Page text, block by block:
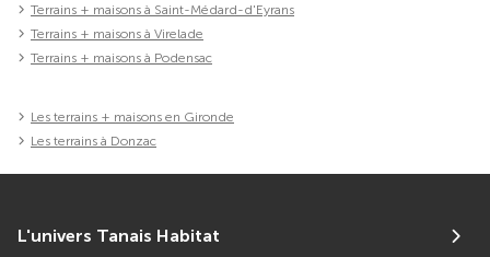
Terrains + maisons à Saint-Médard-d'Eyrans
Terrains + maisons à Virelade
Terrains + maisons à Podensac
Les terrains + maisons en Gironde
Les terrains à Donzac
L'univers Tanais Habitat